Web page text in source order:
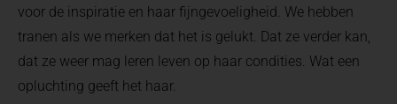
voor de inspiratie en haar fijngevoeligheid. We hebben
tranen als we merken dat het is gelukt. Dat ze verder kan,
dat ze weer mag leren leven op haar condities. Wat een
opluchting geeft het haar.